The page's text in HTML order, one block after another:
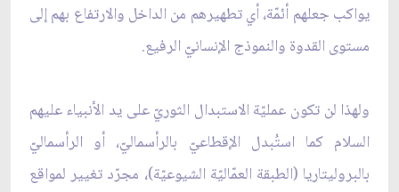
يواكب جعلهم أئمّة، أي تطهيرهم من الداخل والارتفاع بهم إلى
مستوى القدوة والنموذج الإنسانيّ الرفيع.
ولهذا لن تكون عمليّة الاستبدال الثوريّ على يد الأنبياء عليهم
السلام كما استُبدل الإقطاعيّ بالرأسماليّ، أو الرأسماليّ
بالبروليتاريا (الطبقة العمّاليّة الشيوعيّة)، مجرّد تغيير لمواقع